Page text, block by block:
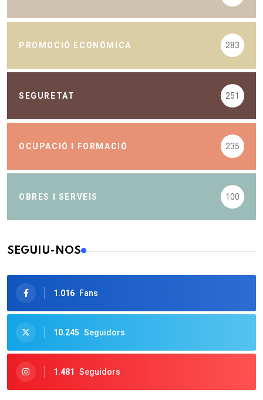
PROMOCIÓ ECONÒMICA 283
SEGURETAT 251
OCUPACIÓ I FORMACIÓ 235
OBRES I SERVEIS 100
SEGUIU-NOS
1.016 Fans
10.245 Seguidors
1.481 Seguidors